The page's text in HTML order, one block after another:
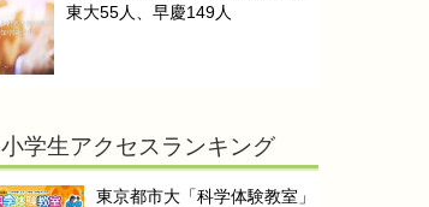
東大55人、早慶149人
小学生アクセスランキング
東京都市大「科学体験教室」